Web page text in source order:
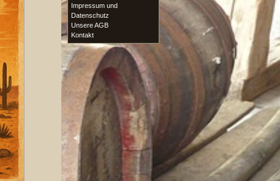
Impressum und
Datenschutz
Unsere AGB
Kontakt